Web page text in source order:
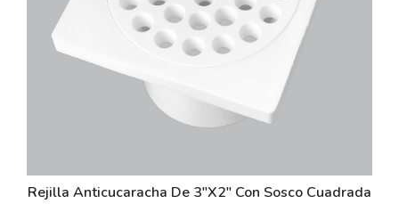
Rejilla Anticucaracha De 3"X2" Con Sosco Cuadrada